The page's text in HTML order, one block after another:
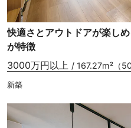
快適さとアウトドアが楽し
が特徴
3000万円以上 / 167.27m²（
新築